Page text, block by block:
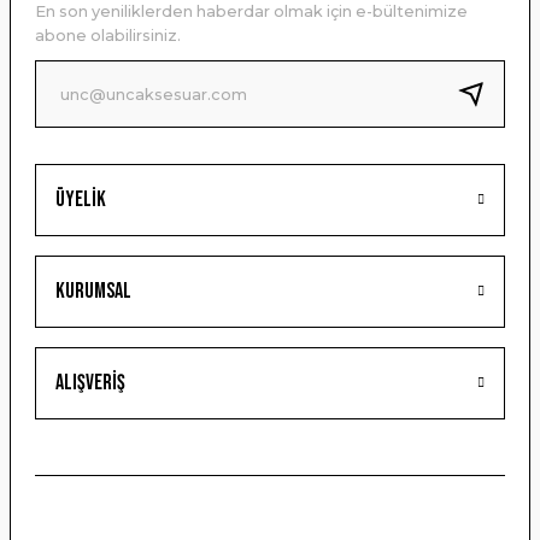
Ürün bilgilerinde hatalar bulunuyor.
Ürün fiyatı diğer sitelerden daha pahalı.
Bu ürüne benzer farklı alternatifler olmalı.
Gönder
Üyelik
Kurumsal
Alışveriş
En son yeniliklerden haberdar olmak için e-bültenimize
abone olabilirsiniz.